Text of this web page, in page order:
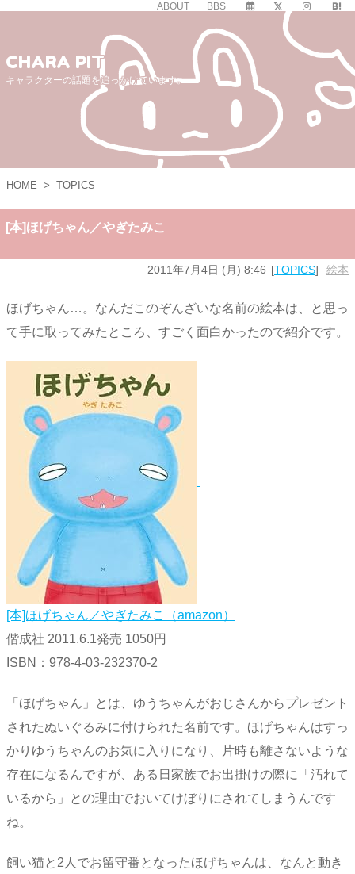
ABOUT BBS
CHARA PIT
キャラクターの話題を追っかけています。
HOME > TOPICS
[本]ほげちゃん／やぎたみこ
2011年7月4日 (月) 8:46 TOPICS 絵本
ほげちゃん…。なんだこのぞんざいな名前の絵本は、と思っ
て手に取ってみたところ、すごく面白かったので紹介です。
[本]ほげちゃん／やぎたみこ（amazon）
偕成社 2011.6.1発売 1050円
ISBN：978-4-03-232370-2
「ほげちゃん」とは、ゆうちゃんがおじさんからプレゼント
されたぬいぐるみに付けられた名前です。ほげちゃんはすっ
かりゆうちゃんのお気に入りになり、片時も離さないような
存在になるんですが、ある日家族でお出掛けの際に「汚れて
いるから」との理由でおいてけぼりにされてしまうんです
ね。
飼い猫と2人でお留守番となったほげちゃんは、なんと動き